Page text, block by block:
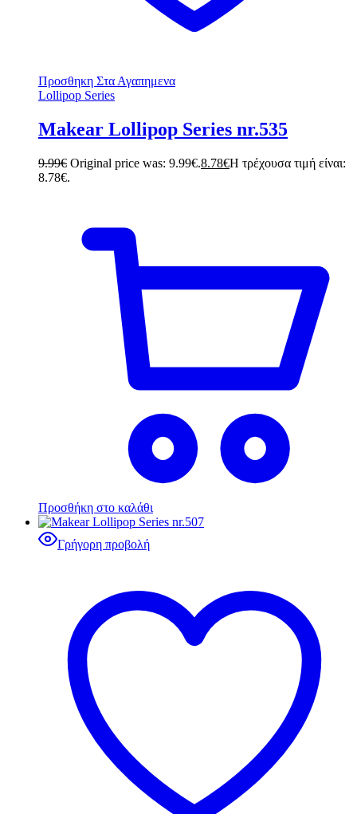
Προσθηκη Στα Αγαπημενα
Lollipop Series
Makear Lollipop Series nr.535
9.99€ Original price was: 9.99€.8.78€Η τρέχουσα τιμή είναι:
8.78€.
Προσθήκη στο καλάθι
Γρήγορη προβολή